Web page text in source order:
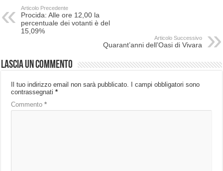
Articolo Precedente
Procida: Alle ore 12,00 la
percentuale dei votanti è del
15,09%
Articolo Successivo
Quarant’anni dell’Oasi di Vivara
Lascia un commento
Il tuo indirizzo email non sarà pubblicato.
I campi obbligatori sono
contrassegnati*
Commento*